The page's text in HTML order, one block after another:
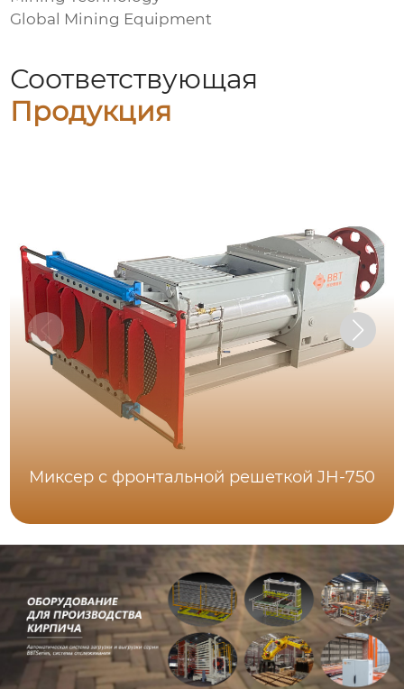
Global Mining Equipment
Соответствующая
Продукция
Миксер с фронтальной решеткой JH-750